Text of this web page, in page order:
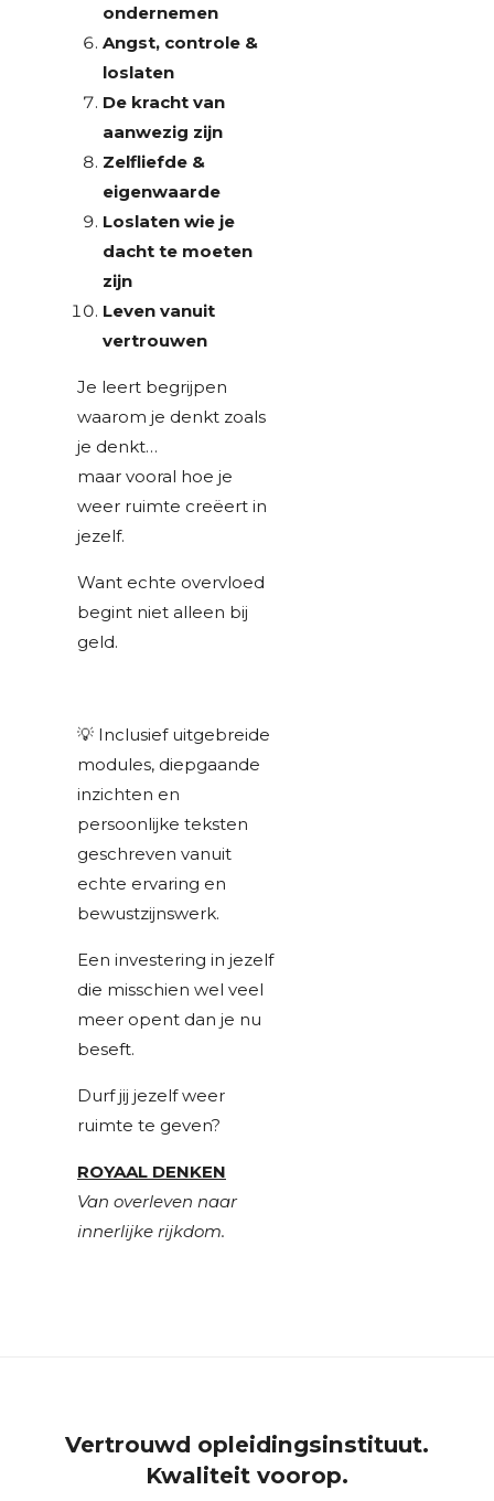
ondernemen
Angst, controle &
loslaten
De kracht van
aanwezig zijn
Zelfliefde &
eigenwaarde
Loslaten wie je
dacht te moeten
zijn
Leven vanuit
vertrouwen
Je leert begrijpen
waarom je denkt zoals
je denkt…
maar vooral hoe je
weer ruimte creëert in
jezelf.
Want echte overvloed
begint niet alleen bij
geld.
💡 Inclusief uitgebreide
modules, diepgaande
inzichten en
persoonlijke teksten
geschreven vanuit
echte ervaring en
bewustzijnswerk.
Een investering in jezelf
die misschien wel veel
meer opent dan je nu
beseft.
Durf jij jezelf weer
ruimte te geven?
ROYAAL DENKEN
Van overleven naar
innerlijke rijkdom.
Vertrouwd opleidingsinstituut.
Kwaliteit voorop.